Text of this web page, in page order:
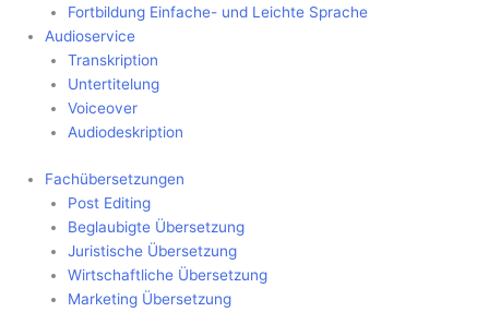
Fortbildung Einfache- und Leichte Sprache
Audioservice
Transkription
Untertitelung
Voiceover
Audiodeskription
Fachübersetzungen
Post Editing
Beglaubigte Übersetzung
Juristische Übersetzung
Wirtschaftliche Übersetzung
Marketing Übersetzung